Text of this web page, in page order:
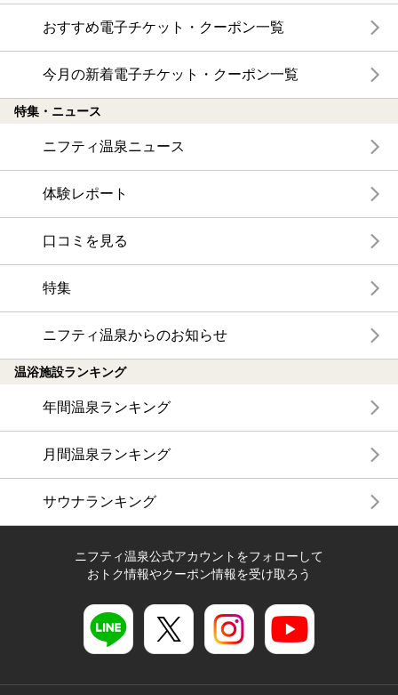
おすすめ電子チケット・クーポン一覧
今月の新着電子チケット・クーポン一覧
特集・ニュース
ニフティ温泉ニュース
体験レポート
口コミを見る
特集
ニフティ温泉からのお知らせ
温浴施設ランキング
年間温泉ランキング
月間温泉ランキング
サウナランキング
ニフティ温泉公式アカウントをフォローして
おトク情報やクーポン情報を受け取ろう